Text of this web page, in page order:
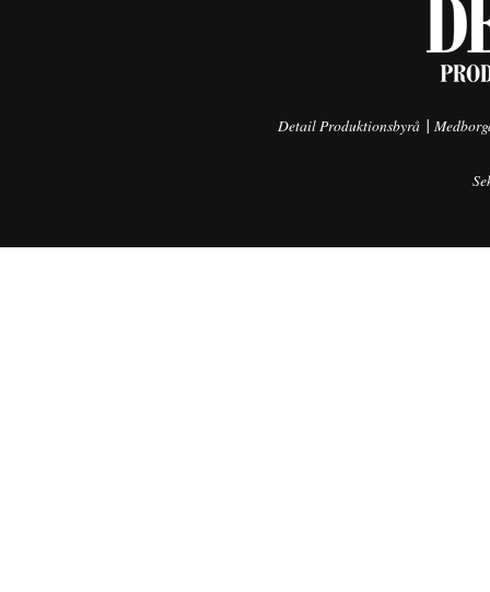
Detail Produktionsbyrå |